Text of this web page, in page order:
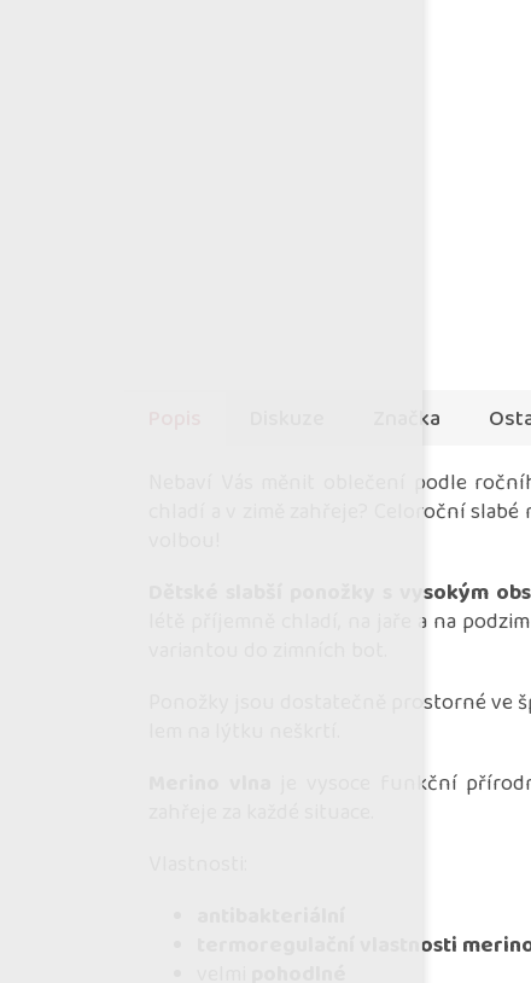
Značka
Nebaví Vás měnit oblečení podle
chladí a v zimě zahřeje? Celoroční
Dětské slabší ponožky s vysokým
létě příjemně chladí, na jaře a na
Ponožky jsou dostatečně prostorné
je vysoce funkční
termoregulační vlastnosti